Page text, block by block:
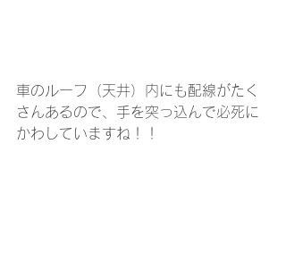
車のルーフ（天井）内にも配線がたく
さんあるので、手を突っ込んで必死に
かわしていますね！！